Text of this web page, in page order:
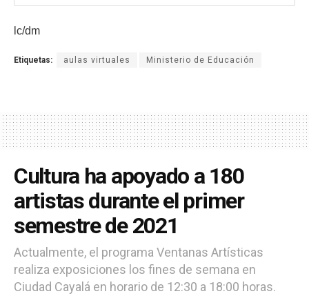
lc/dm
Etiquetas: aulas virtuales Ministerio de Educación
Cultura ha apoyado a 180
artistas durante el primer
semestre de 2021
Actualmente, el programa Ventanas Artísticas
realiza exposiciones los fines de semana en
Ciudad Cayalá en horario de 12:30 a 18:00 horas.